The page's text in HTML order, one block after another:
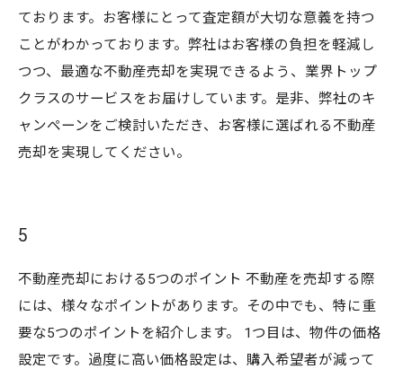
ております。お客様にとって査定額が大切な意義を持つ
ことがわかっております。弊社はお客様の負担を軽減し
つつ、最適な不動産売却を実現できるよう、業界トップ
クラスのサービスをお届けしています。是非、弊社のキ
ャンペーンをご検討いただき、お客様に選ばれる不動産
売却を実現してください。
5
不動産売却における5つのポイント 不動産を売却する際
には、様々なポイントがあります。その中でも、特に重
要な5つのポイントを紹介します。 1つ目は、物件の価格
設定です。過度に高い価格設定は、購入希望者が減って